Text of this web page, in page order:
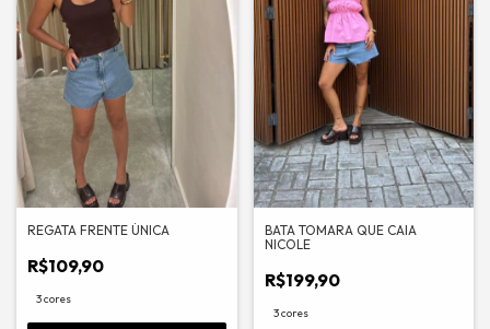
REGATA FRENTE ÚNICA
R$109,90
3 cores
BATA TOMARA QUE CAIA
NICOLE
R$199,90
3 cores